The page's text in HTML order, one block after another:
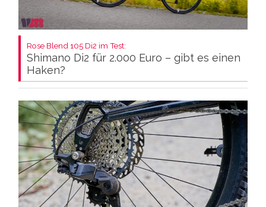
Rose Blend 105 Di2 im Test:
Shimano Di2 für 2.000 Euro – gibt es einen
Haken?